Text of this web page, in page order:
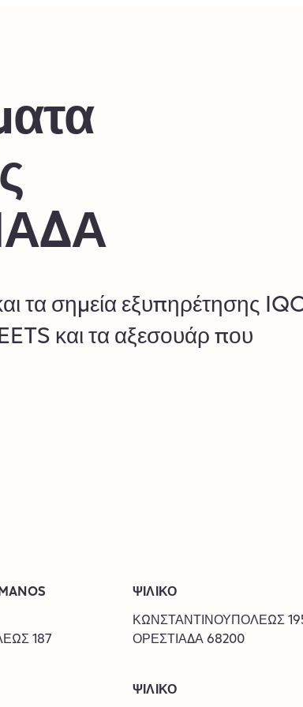
τα σημεία εξυπηρέτησης
και τα αξεσουάρ που
187
ΨΙΛΙΚΟ
‎ΚΩΝΣΤΑΝΤΙΝΟΥΠΟΛΕΩΣ
ΟΡΕΣΤΙΑΔΑ68200
ΨΙΛΙΚΟ